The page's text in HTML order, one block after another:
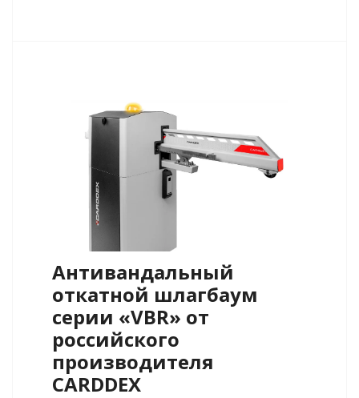
Антивандальный
откатной шлагбаум
серии «VBR» от
российского
производителя
CARDDEX